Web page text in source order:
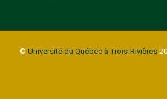
© Université du Québec à Trois-Rivières